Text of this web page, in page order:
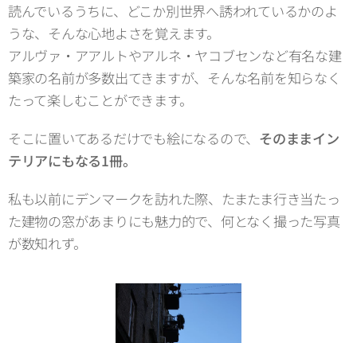
読んでいるうちに、どこか別世界へ誘われているかのよ
うな、そんな心地よさを覚えます。
アルヴァ・アアルトやアルネ・ヤコブセンなど有名な建
築家の名前が多数出てきますが、そんな名前を知らなく
たって楽しむことができます。
そこに置いてあるだけでも絵になるので、 そのままイン
テリアにもなる1冊。
私も以前にデンマークを訪れた際、たまたま行き当たっ
た建物の窓があまりにも魅力的で、何となく撮った写真
が数知れず。